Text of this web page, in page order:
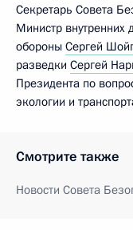
Секретарь Совета
Министр внутренних
обороны Сергей
разведки Сергей
Президента по
экологии и
Смотрите также
Новости Совета